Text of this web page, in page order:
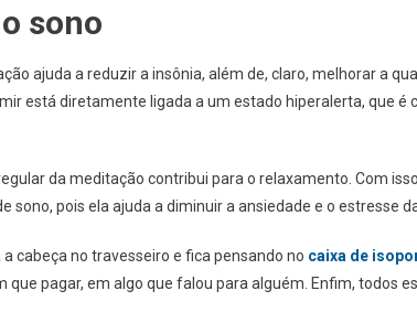
sono
ajuda a reduzir a insônia, além de, claro, melhorar a
está diretamente ligada a um estado hiperalerta, que
da meditação contribui para o relaxamento. Com
sono, pois ela ajuda a diminuir a ansiedade e o estresse
cabeça no travesseiro e fica pensando no caixa de
que pagar, em algo que falou para alguém. Enfim, todos